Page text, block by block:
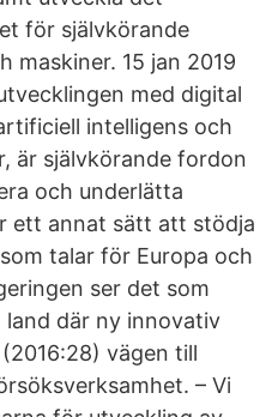
för självkörande
maskiner. 15 jan 2019
med digital
intelligens och
är självkörande fordon
och underlätta
ett annat sätt att stödja
talar för Europa och
ser det som
där ny innovativ
vägen till
– Vi